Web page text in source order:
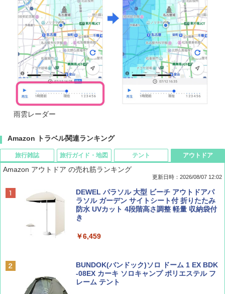
雨雲レーダー
Amazon トラベル関連ランキング
旅行雑誌
ディズニーファン ２０２６年 ９月号 [雑
誌] (ＤＩＳＮＥＹ ＦＡＮ)
￥713
SOTO ミニマル"旅"財布 ランダム2種】
￥1,500
旅行ガイド・地図
D40 地球の歩き方 チェンマイ タイ北部の魅
力的な町 2026～2027 地球の歩き方D アジア
￥2,079
球の歩き方A ヨーロッパ
￥2,479
テント
[キャンパーズコレクション 山善] ポップアッ
プテント 傘みたいに広げて畳める パッとサ
ッとサンシェード キューブ フルクローズ メ
ッシュ 簡単設置 ワンタッチテント キャンプ
PYKES PEAK (パイクスピーク) 着替えテン
ト プライバシー テント 【中が透けない】 1
アウトドア
Amazon アウトドア の売れ筋ランキング
更新日時：2026/08/07 12:02
DEWEL パラソル 大型 ビーチ アウトドアパ
ラソル ガーデン サイトシート付 折りたたみ
防水 UVカット 4段階高さ調整 軽量 収納袋付
き
￥6,459
BUNDOK(バンドック)ソロ ドーム 1 EX BDK
-08EX カーキ ソロキャンプ ポリエステル フ
レーム テント